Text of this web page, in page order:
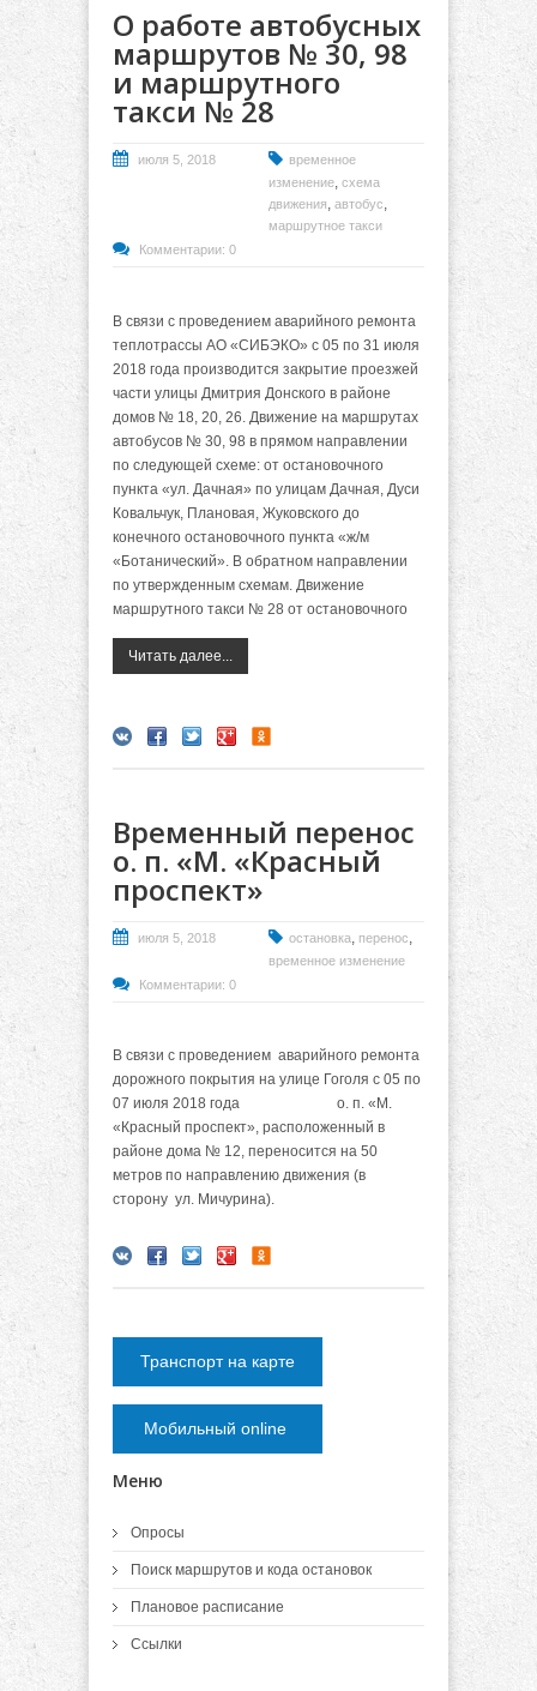
О работе автобусных
маршрутов № 30, 98
и маршрутного
такси № 28
июля 5, 2018
временное
изменение, схема
движения, автобус,
маршрутное такси
Комментарии: 0
В связи с проведением аварийного ремонта
теплотрассы АО «СИБЭКО» с 05 по 31 июля
2018 года производится закрытие проезжей
части улицы Дмитрия Донского в районе
домов № 18, 20, 26. Движение на маршрутах
автобусов № 30, 98 в прямом направлении
по следующей схеме: от остановочного
пункта «ул. Дачная» по улицам Дачная, Дуси
Ковальчук, Плановая, Жуковского до
конечного остановочного пункта «ж/м
«Ботанический». В обратном направлении
по утвержденным схемам. Движение
маршрутного такси № 28 от остановочного
Читать далее...
Временный перенос
о. п. «М. «Красный
проспект»
июля 5, 2018 остановка, перенос,
временное изменение
Комментарии: 0
В связи с проведением аварийного ремонта
дорожного покрытия на улице Гоголя с 05 по
07 июля 2018 года о. п. «М.
«Красный проспект», расположенный в
районе дома № 12, переносится на 50
метров по направлению движения (в
сторону ул. Мичурина).
Транспорт на карте
Мобильный online
Меню
Опросы
Поиск маршрутов и кода остановок
Плановое расписание
Ссылки